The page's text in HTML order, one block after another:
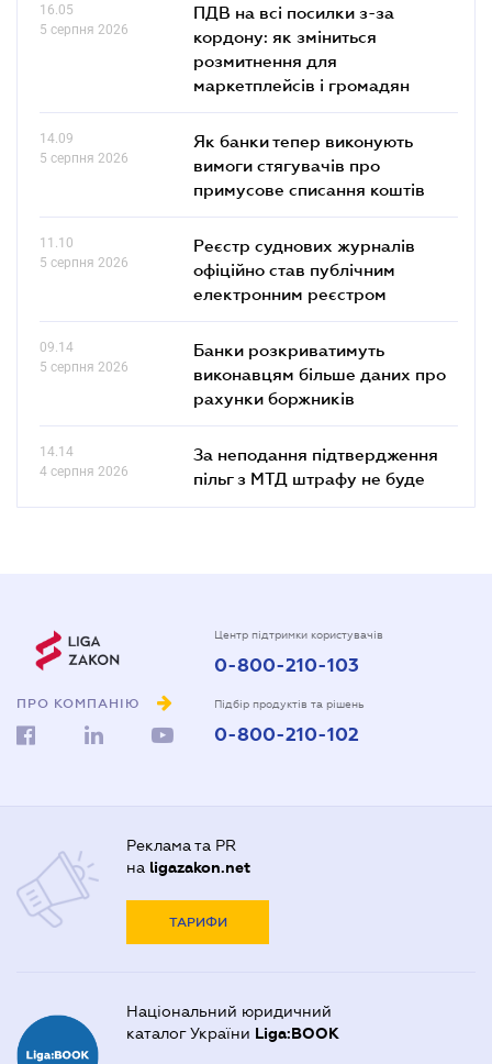
16.05
5 серпня 2026
ПДВ на всі посилки з-за
кордону: як зміниться
розмитнення для
маркетплейсів і громадян
14.09
5 серпня 2026
Як банки тепер виконують
вимоги стягувачів про
примусове списання коштів
11.10
5 серпня 2026
Реєстр суднових журналів
офіційно став публічним
електронним реєстром
09.14
5 серпня 2026
Банки розкриватимуть
виконавцям більше даних про
рахунки боржників
14.14
4 серпня 2026
За неподання підтвердження
пільг з МТД штрафу не буде
ПРО КОМПАНІЮ
Центр підтримки користувачів
0-800-210-103
Підбір продуктів та рішень
0-800-210-102
Реклама та PR
на ligazakon.net
ТАРИФИ
Національний юридичний
каталог України Liga:BOOK